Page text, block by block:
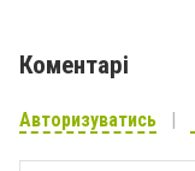
Коментарі
Авторизуватись